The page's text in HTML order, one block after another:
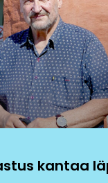
kantaa